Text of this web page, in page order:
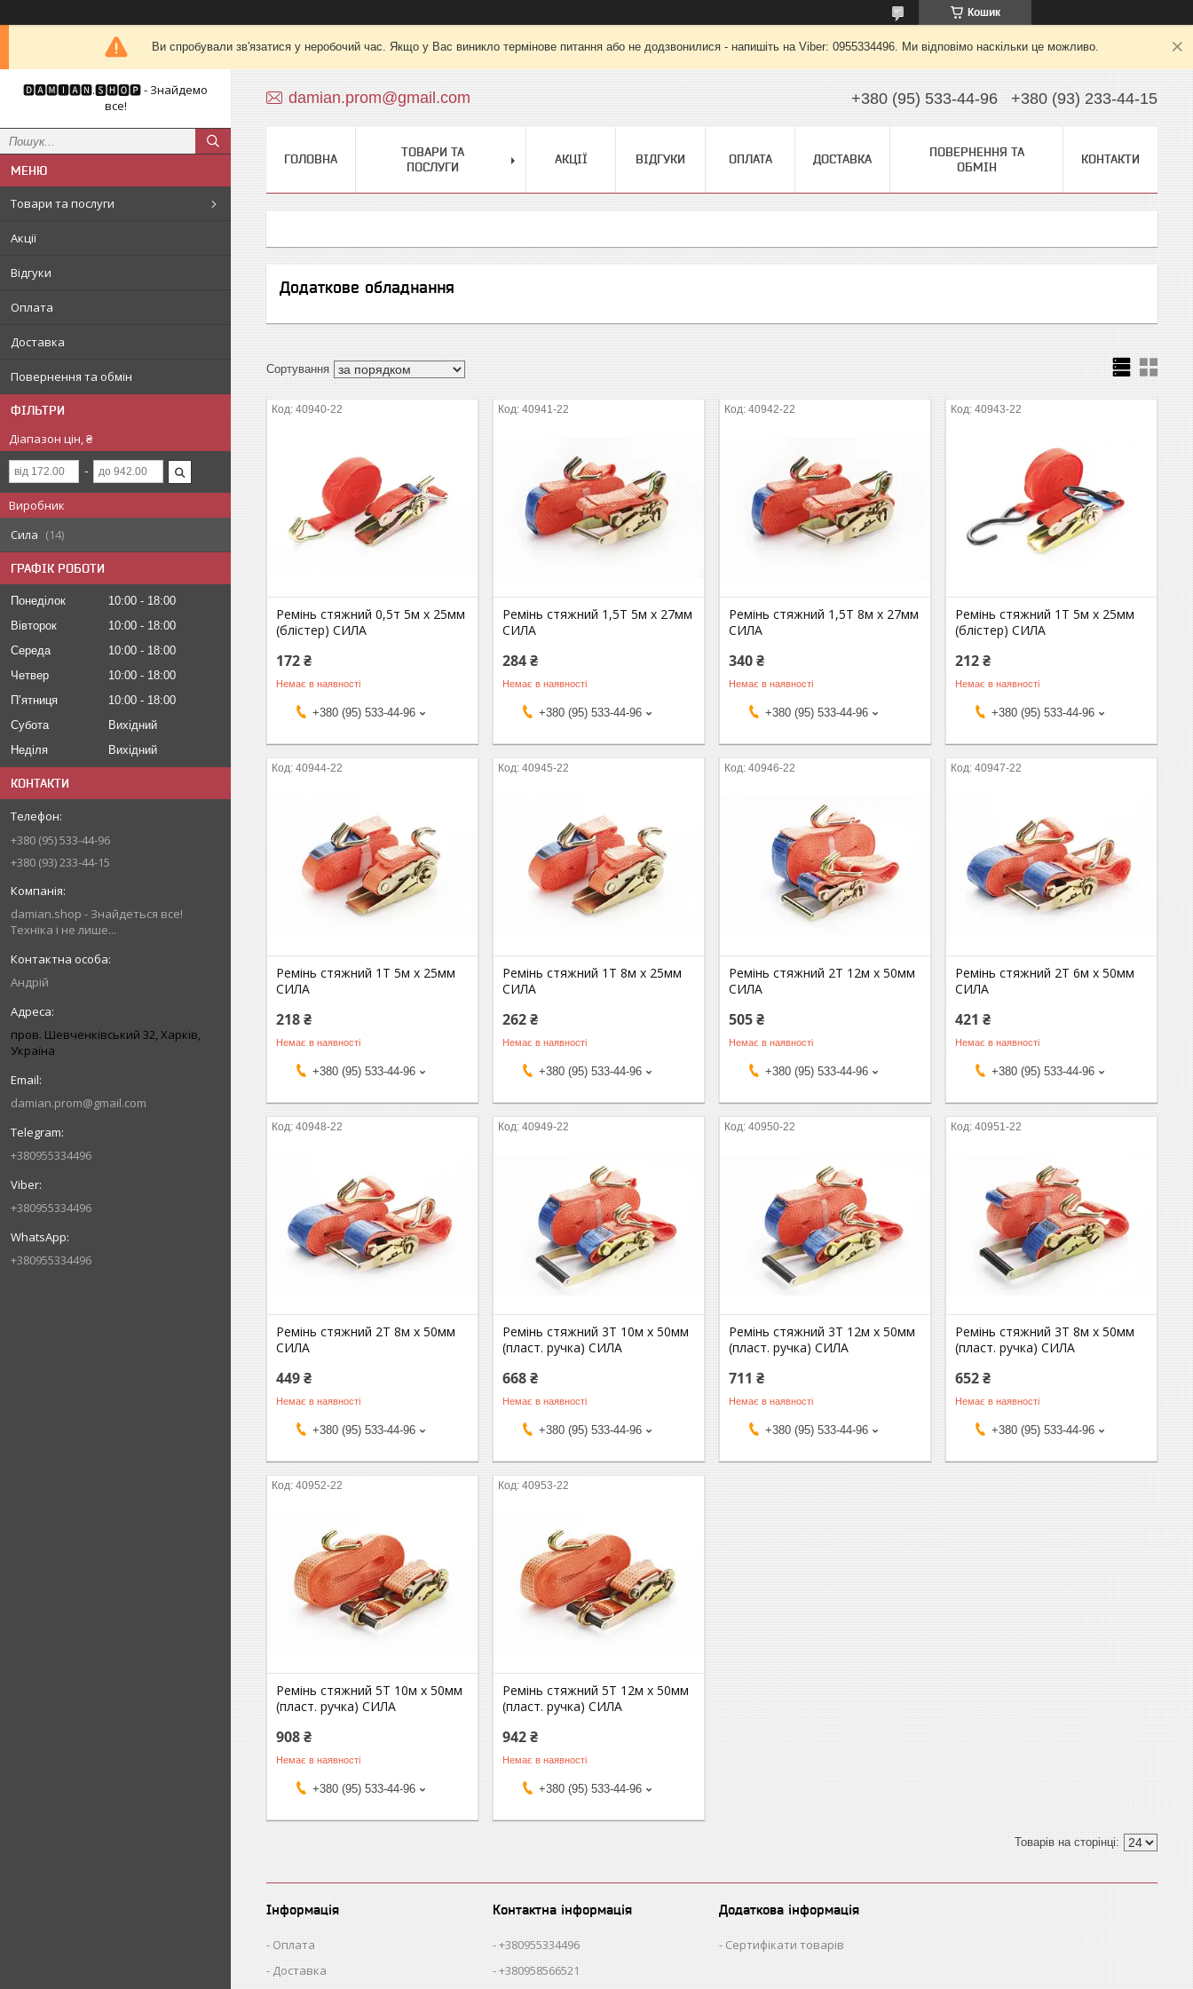
Кошик
Ви спробували зв'язатися у неробочий час. Якщо у Вас виникло термінове питання або не додзвонилися - напишіть на Viber: 0955334496. Ми відповімо наскільки це можливо.
🅳🅰🅼🅸🅰🅽.🆂🅷🅾🅿 - Знайдемо
все!
Товари та послуги
Акції
Відгуки
Оплата
Доставка
Повернення та обмін
ФІЛЬТРИ
Діапазон цін, ₴
Виробник
Сила
14
ГРАФІК РОБОТИ
Понеділок 10:00
18:00
Вівторок
10:00
18:00
Середа
10:00
18:00
Четвер
10:00
18:00
Пʼятниця
10:00
18:00
Субота
Вихідний
Неділя
Вихідний
КОНТАКТИ
+380 (95) 533-44-96
+380 (93) 233-44-15
damian.shop - Знайдеться все!
Техніка і не лише...
Андрій
пров. Шевченківський 32, Харків,
Україна
damian.prom@gmail.com
+380955334496
+380955334496
+380955334496
damian.prom@gmail.com +380 (95) 533-44-96 +380 (93) 233-44-15
ГОЛОВНА
ТОВАРИ ТА
ПОСЛУГИ
АКЦІЇ ВІДГУКИ ОПЛАТА ДОСТАВКА
ПОВЕРНЕННЯ ТА
ОБМІН
КОНТАКТИ
Додаткове обладнання
40940-22
Ремінь стяжний 0,5т 5м х 25мм
(блістер) СИЛА
172 ₴
Немає в наявності
+380 (95) 533-44-96
40941-22
Ремінь стяжний 1,5Т 5м х 27мм
СИЛА
284 ₴
Немає в наявності
+380 (95) 533-44-96
40942-22
Ремінь стяжний 1,5Т 8м х 27мм
СИЛА
340 ₴
Немає в наявності
+380 (95) 533-44-96
40943-22
Ремінь стяжний 1Т 5м х 25мм
(блістер) СИЛА
212 ₴
Немає в наявності
+380 (95) 533-44-96
40944-22
Ремінь стяжний 1Т 5м х 25мм
СИЛА
218 ₴
Немає в наявності
+380 (95) 533-44-96
40945-22
Ремінь стяжний 1Т 8м х 25мм
СИЛА
262 ₴
Немає в наявності
+380 (95) 533-44-96
40946-22
Ремінь стяжний 2Т 12м х 50мм
СИЛА
505 ₴
Немає в наявності
+380 (95) 533-44-96
40947-22
Ремінь стяжний 2Т 6м х 50мм
СИЛА
421 ₴
Немає в наявності
+380 (95) 533-44-96
40948-22
Ремінь стяжний 2Т 8м х 50мм
СИЛА
449 ₴
Немає в наявності
+380 (95) 533-44-96
40949-22
Ремінь стяжний 3Т 10м х 50мм
(пласт. ручка) СИЛА
668 ₴
Немає в наявності
+380 (95) 533-44-96
40950-22
Ремінь стяжний 3Т 12м х 50мм
(пласт. ручка) СИЛА
711 ₴
Немає в наявності
+380 (95) 533-44-96
40951-22
Ремінь стяжний 3Т 8м х 50мм
(пласт. ручка) СИЛА
652 ₴
Немає в наявності
+380 (95) 533-44-96
40952-22
Ремінь стяжний 5Т 10м х 50мм
(пласт. ручка) СИЛА
908 ₴
Немає в наявності
+380 (95) 533-44-96
40953-22
Ремінь стяжний 5Т 12м х 50мм
(пласт. ручка) СИЛА
942 ₴
Немає в наявності
+380 (95) 533-44-96
Інформація
Оплата
Доставка
Контактна інформація
+380955334496
+380958566521
Додаткова інформація
Сертифікати товарів